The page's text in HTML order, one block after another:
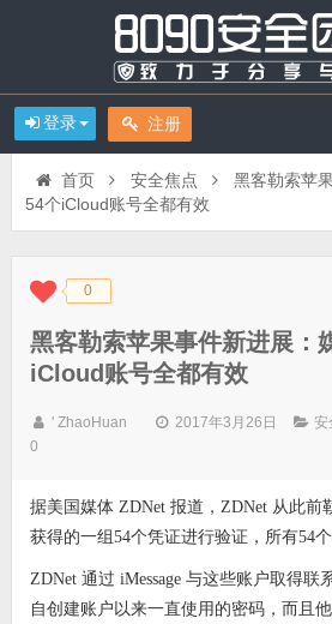
登录 注册
首页 安全焦点
黑客勒索苹
54个iCloud账号全都有效
◆◆ 0
黑客勒索苹果事件新进展：
iCloud账号全都有效
' ZhaoHuan 2017年3月26日 安
0
据美国媒体 ZDNet 报道，ZDNet 从此前
获得的一组54个凭证进行验证，所有54
ZDNet 通过 iMessage 与这些账户取得联
自创建账户以来一直使用的密码，而且